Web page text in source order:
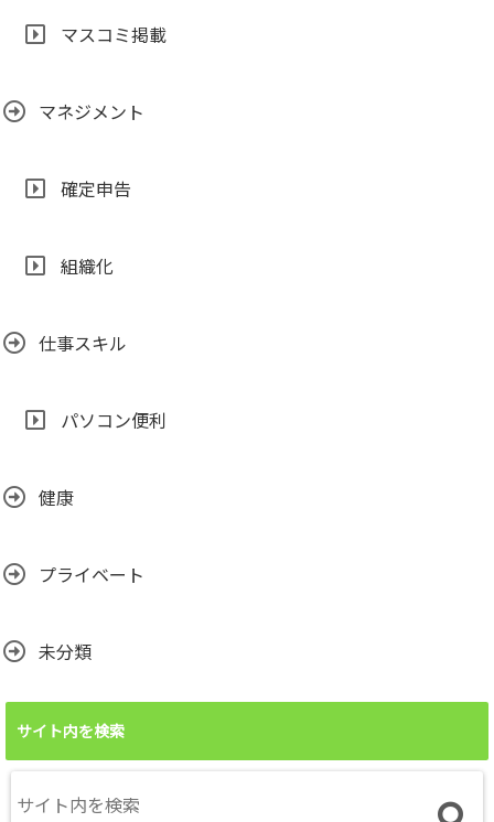
マスコミ掲載
マネジメント
確定申告
組織化
仕事スキル
パソコン便利
健康
プライベート
未分類
サイト内を検索